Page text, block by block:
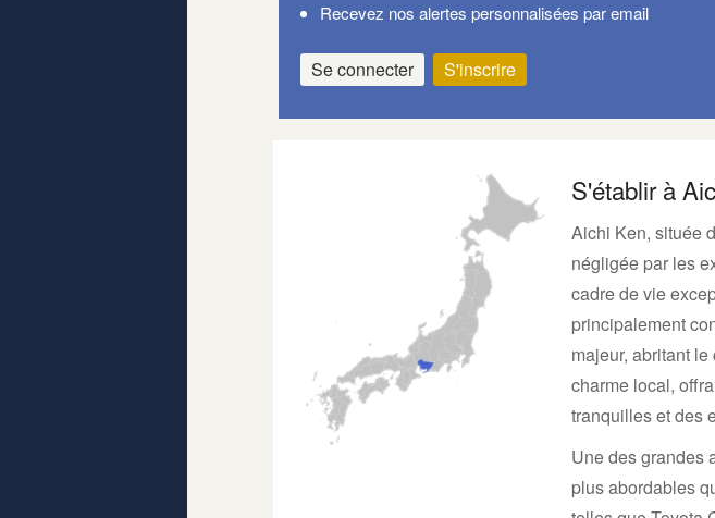
Recevez nos alertes personnalisées par email
Se connecter S'inscrire
S'établir à
Aichi Ken, située
négligée par les
cadre de vie
principalement
majeur, abritant
charme local,
tranquilles et des
Une des grandes
plus abordables